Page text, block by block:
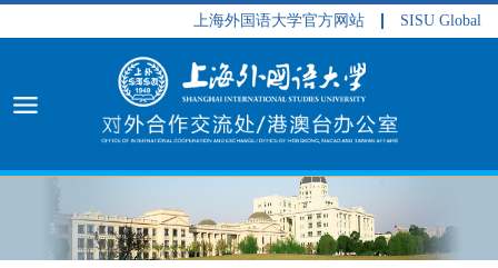
上海外国语大学官方网站 SISU Global